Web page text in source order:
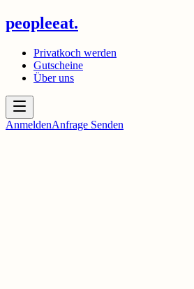
peopleeat.
Privatkoch werden
Gutscheine
Über uns
AnmeldenAnfrage Senden